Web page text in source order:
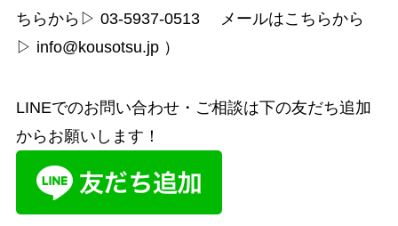
ちらから▷ 03-5937-0513 メールはこちらから
▷ info@kousotsu.jp ）
LINEでのお問い合わせ・ご相談は下の友だち追加
からお願いします！